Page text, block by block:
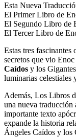
Esta Nueva
El Primer Libro de
El Segundo Libro de
El Tercer Libro de
Estas tres
secretos que vio
Caídos y los Gigantes
luminarias celestiales
Además, Los Libros
una nueva
importante texto
expande la historia
Ángeles Caídos y los